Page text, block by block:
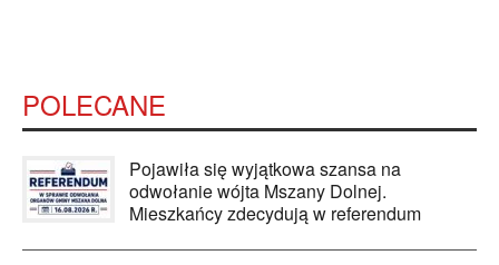
POLECANE
Pojawiła się wyjątkowa szansa na
odwołanie wójta Mszany Dolnej.
Mieszkańcy zdecydują w referendum